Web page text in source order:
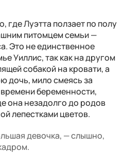
где Луэтта ползает по полу
питомцем семьи —
Это не единственное
Уиллис, так как на другом
собакой на кровати, а
дочь, мило смеясь за
беременности,
она незадолго до родов
лепестками цветов.
девочка, — слышно,